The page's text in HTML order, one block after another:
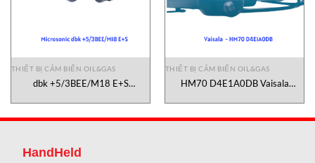
THIẾT BỊ CẢM BIẾN OIL&GAS
dbk +5/3BEE/M18 E+S
THIẾT BỊ CẢM BIẾN OIL&GAS
HM70 D4E1A0DB Vaisala
HandHeld